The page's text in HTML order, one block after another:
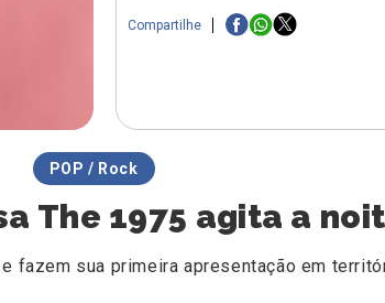
Compartilhe
POP / Rock
The 1975 agita a
fazem sua primeira apresentação em